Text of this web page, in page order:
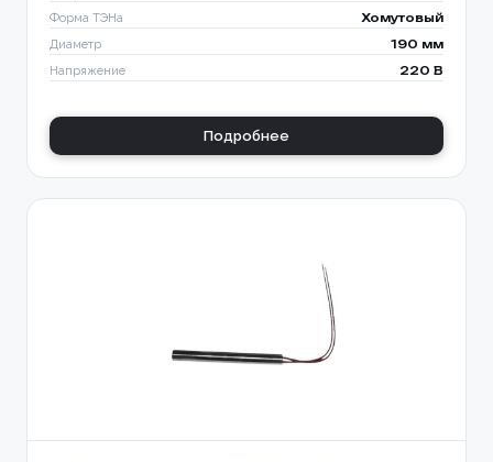
Форма ТЭНа Хомутовый
Диаметр 190 мм
Напряжение 220 В
Подробнее